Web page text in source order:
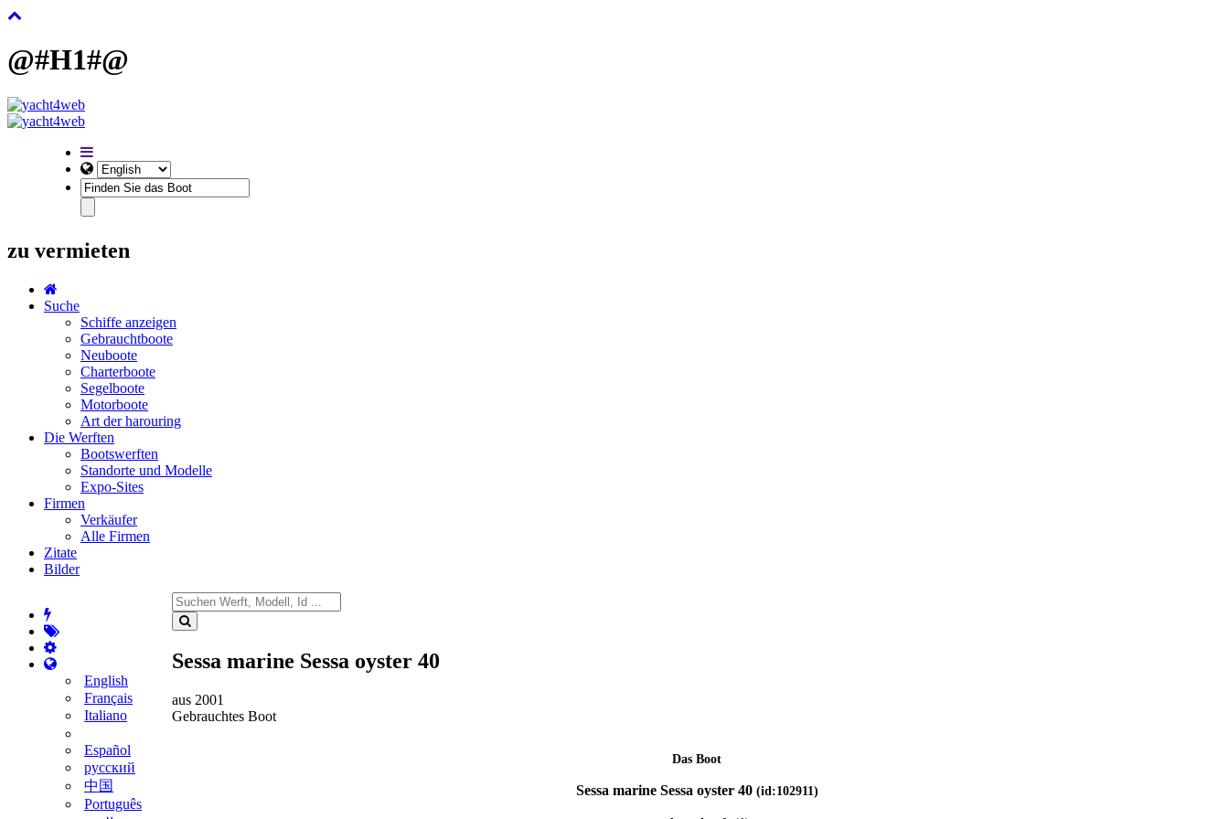
@#H1#@
zu vermieten
Suche
Schiffe anzeigen
Gebrauchtboote
Neuboote
Charterboote
Segelboote
Motorboote
Art der harouring
Die Werften
Bootswerften
Standorte und Modelle
Expo-Sites
Firmen
Verkäufer
Alle Firmen
Zitate
Bilder
English
Français
Italiano
Español
русский
中国
Português
Sessa marine Sessa oyster 40
aus 2001
Gebrauchtes Boot
Das Boot
Sessa marine Sessa oyster 40 (id:102911)